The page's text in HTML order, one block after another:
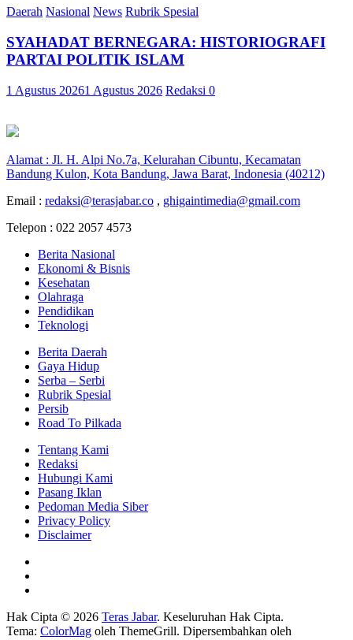
Daerah Nasional News Rubrik Spesial
SYAHADAT BERNEGARA: HISTORIOGRAFI
PARTAI POLITIK ISLAM
1 Agustus 20261 Agustus 2026 Redaksi 0
Alamat : Jl. H. Alpi No.7a, Kelurahan Cibuntu, Kecamatan
Bandung Kulon, Kota Bandung, Jawa Barat, Indonesia (40212)
Email : redaksi@terasjabar.co , ghigaintimedia@gmail.com
Telepon : 022 2057 4573
Berita Nasional
Ekonomi & Bisnis
Kesehatan
Olahraga
Pendidikan
Teknologi
Berita Daerah
Gaya Hidup
Serba – Serbi
Rubrik Spesial
Persib
Road To Pilkada
Tentang Kami
Redaksi
Hubungi Kami
Pasang Iklan
Pedoman Media Siber
Privacy Policy
Disclaimer
Hak Cipta © 2026 Teras Jabar. Keseluruhan Hak Cipta.
Tema: ColorMag oleh ThemeGrill. Dipersembahkan oleh